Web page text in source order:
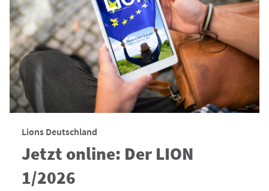
Lions Deutschland
Jetzt online: Der LION
1/2026